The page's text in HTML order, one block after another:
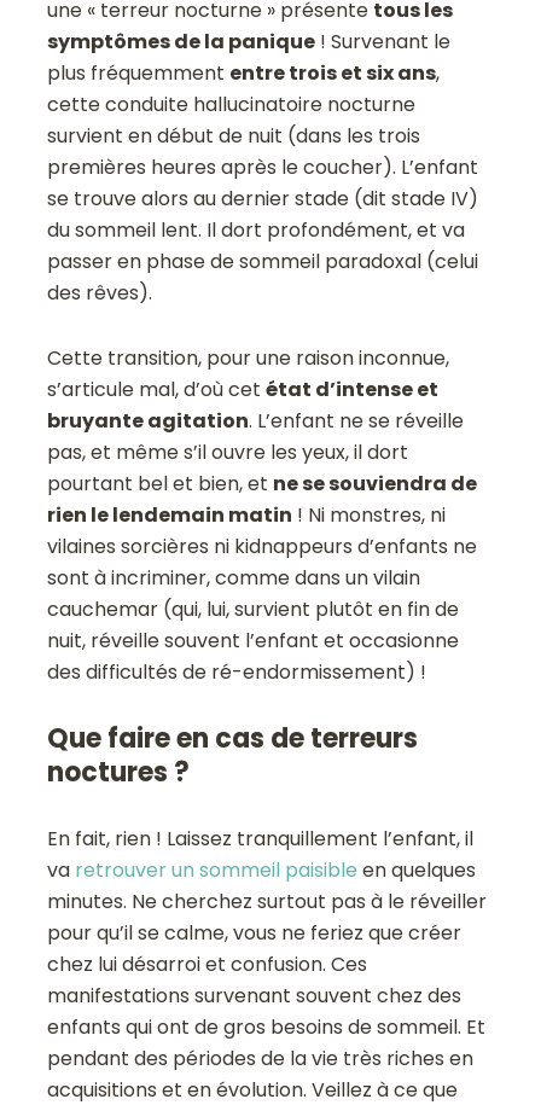
une « terreur nocturne » présente tous les
symptômes de la panique ! Survenant le
plus fréquemment entre trois et six ans,
cette conduite hallucinatoire nocturne
survient en début de nuit (dans les trois
premières heures après le coucher). L’enfant
se trouve alors au dernier stade (dit stade IV)
du sommeil lent. Il dort profondément, et va
passer en phase de sommeil paradoxal (celui
des rêves).
Cette transition, pour une raison inconnue,
s’articule mal, d’où cetétat d’intense et
bruyante agitation. L’enfant ne se réveille
pas, et même s’il ouvre les yeux, il dort
pourtant bel et bien, et ne se souviendra de
rien le lendemain matin ! Ni monstres, ni
vilaines sorcières ni kidnappeurs d’enfants ne
sont à incriminer, comme dans un vilain
cauchemar (qui, lui, survient plutôt en fin de
nuit, réveille souvent l’enfant et occasionne
des difficultés de ré-endormissement) !
Que faire en cas de terreurs
noctures ?
En fait, rien ! Laissez tranquillement l’enfant, il
va retrouver un sommeil paisible en quelques
minutes. Ne cherchez surtout pas à le réveiller
pour qu’il se calme, vous ne feriez que créer
chez lui désarroi et confusion. Ces
manifestations survenant souvent chez des
enfants qui ont de gros besoins de sommeil. Et
pendant des périodes de la vie très riches en
acquisitions et en évolution. Veillez à ce que